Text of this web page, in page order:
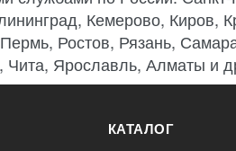
Кемерово, Киров,
Ростов, Рязань,
Чита, Ярославль, Алматы и
КАТАЛОГ